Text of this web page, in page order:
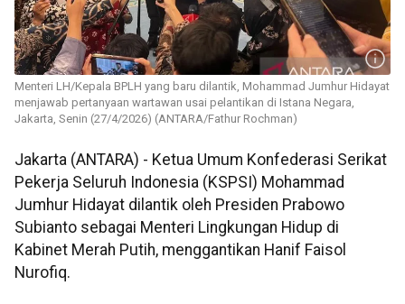
Menteri LH/Kepala BPLH yang baru dilantik, Mohammad Jumhur Hidayat
menjawab pertanyaan wartawan usai pelantikan di Istana Negara,
Jakarta, Senin (27/4/2026) (ANTARA/Fathur Rochman)
Jakarta (ANTARA) - Ketua Umum Konfederasi Serikat
Pekerja Seluruh Indonesia (KSPSI) Mohammad
Jumhur Hidayat dilantik oleh Presiden Prabowo
Subianto sebagai Menteri Lingkungan Hidup di
Kabinet Merah Putih, menggantikan Hanif Faisol
Nurofiq.